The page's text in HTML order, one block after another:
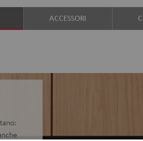
ACCESSORI